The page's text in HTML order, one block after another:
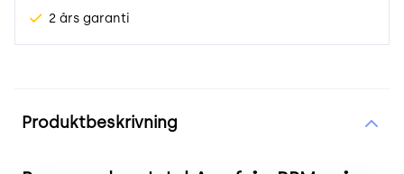
2 års garanti
Produktbeskrivning